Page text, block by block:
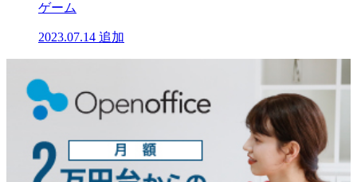
ゲーム
2023.07.14 追加